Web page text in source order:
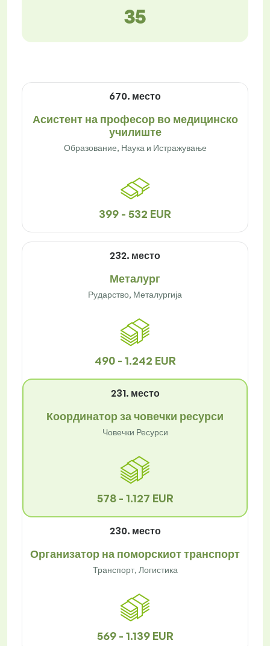
35
670. место
Асистент на професор во медицинско
училиште
Образование, Наука и Истражување
399 - 532 EUR
232. место
Металург
Рударство, Металургија
490 - 1.242 EUR
231. место
Координатор за човечки ресурси
Човечки Ресурси
578 - 1.127 EUR
230. место
Организатор на поморскиот транспорт
Транспорт, Логистика
569 - 1.139 EUR